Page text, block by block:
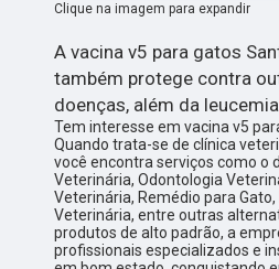
Clique na imagem para expandir
A vacina v5 para gatos
também protege contra
doenças, além da
Tem interesse em vacina v5
Quando trata-se de clínica
você encontra serviços como o
Veterinária, Odontologia
Veterinária, Remédio para
Veterinária, entre outras
produtos de alto padrão, a
profissionais especializados e